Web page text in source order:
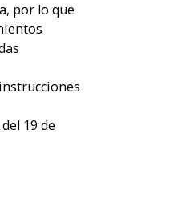
por lo que
19 de